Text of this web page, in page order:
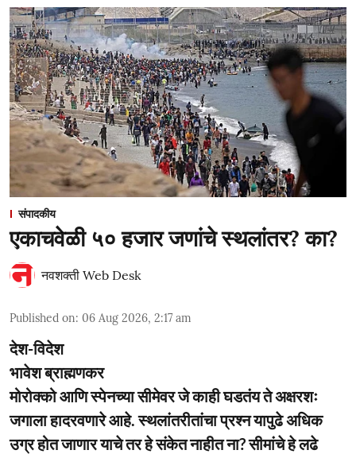
संपादकीय
एकाचवेळी ५० हजार जणांचे स्थलांतर? का?
नवशक्ती Web Desk
Published on: 06 Aug 2026, 2:17 am
देश-विदेश
भावेश ब्राह्मणकर
मोरोक्को आणि स्पेनच्या सीमेवर जे काही घडतंय ते अक्षरशः
जगाला हादरवणारे आहे. स्थलांतरीतांचा प्रश्न यापुढे अधिक
उग्र होत जाणार याचे तर हे संकेत नाहीत ना? सीमांचे हे लढे